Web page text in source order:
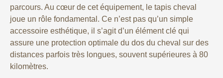
parcours. Au cœur de cet équipement, le tapis cheval
joue un rôle fondamental. Ce n’est pas qu’un simple
accessoire esthétique, il s’agit d’un élément clé qui
assure une protection optimale du dos du cheval sur des
distances parfois très longues, souvent supérieures à 80
kilomètres.